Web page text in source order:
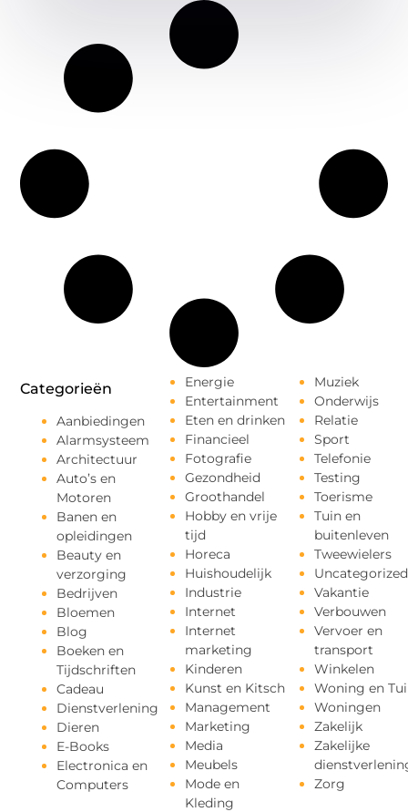
Categorieën
Aanbiedingen
Alarmsysteem
Architectuur
Auto’s en
Motoren
Banen en
opleidingen
Beauty en
verzorging
Bedrijven
Bloemen
Blog
Boeken en
Tijdschriften
Cadeau
Dienstverlening
Dieren
E-Books
Electronica en
Computers
Energie
Entertainment
Eten en drinken
Financieel
Fotografie
Gezondheid
Groothandel
Hobby en vrije
tijd
Horeca
Huishoudelijk
Industrie
Internet
Internet
marketing
Kinderen
Kunst en Kitsch
Management
Marketing
Media
Meubels
Mode en
Kleding
Muziek
Onderwijs
Relatie
Sport
Telefonie
Testing
Toerisme
Tuin en
buitenleven
Tweewielers
Uncategorized
Vakantie
Verbouwen
Vervoer en
transport
Winkelen
Woning en
Woningen
Zakelijk
Zakelijke
Zorg